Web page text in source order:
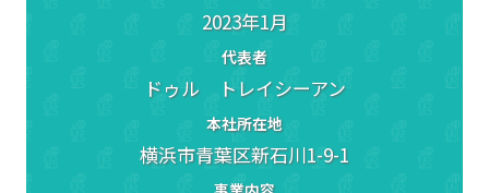
2023年1月
代表者
ドゥル トレイシーアン
本社所在地
横浜市青葉区新石川1-9-1